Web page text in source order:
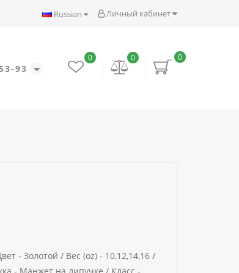
Личный кабинет
Russian
93
0
0
0
- Золотой / Вес (oz) - 10,12,14,16 /